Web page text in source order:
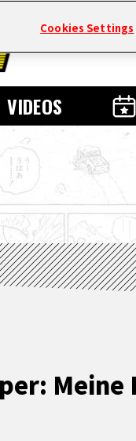
VIDEOS
Cookies Settings